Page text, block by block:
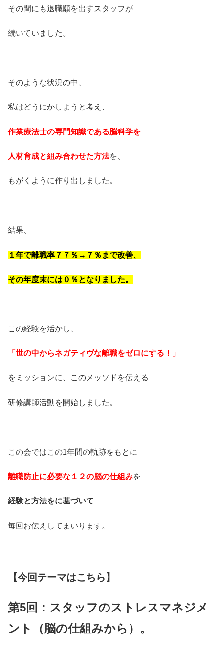
その間にも退職願を出すスタッフが
続いていました。
そのような状況の中、
私はどうにかしようと考え、
作業療法士の専門知識である脳科学を
人材育成と組み合わせた方法を、
もがくように作り出しました。
結果、
１年で離職率７７％→７％まで改善、
その年度末には０％となりました。
この経験を活かし、
「世の中からネガティヴな離職をゼロにする！」
をミッションに、このメッソドを伝える
研修講師活動を開始しました。
この会ではこの1年間の軌跡をもとに
離職防止に必要な１２の脳の仕組みを
経験と方法をに基づいて
毎回お伝えしてまいります。
【今回テーマはこちら】
第5回：スタッフのストレスマネジメ
ント（脳の仕組みから）。